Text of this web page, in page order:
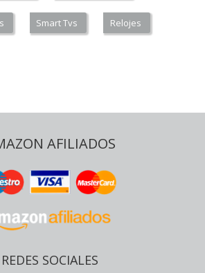
Smart Tvs Relojes
AFILIADOS
REDES SOCIALES